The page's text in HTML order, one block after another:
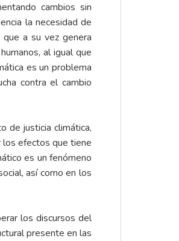
cambios sin
la necesidad de
a su vez genera
al igual que
es un problema
contra el cambio
de justicia climática,
los efectos que tiene
es un fenómeno
así como en los
los discursos del
presente en las